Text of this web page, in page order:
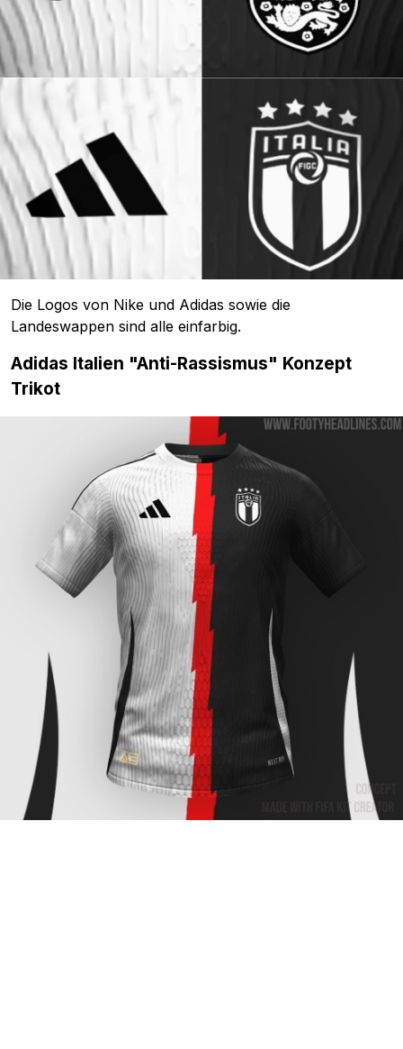
Die Logos von Nike und Adidas sowie die
Landeswappen sind alle einfarbig.
Adidas Italien "Anti-Rassismus" Konzept
Trikot